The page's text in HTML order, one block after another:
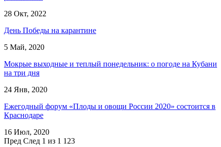
28 Окт, 2022
День Победы на карантине
5 Май, 2020
Мокрые выходные и теплый понедельник: о погоде на Кубани
на три дня
24 Янв, 2020
Ежегодный форум «Плоды и овощи России 2020» состоится в
Краснодаре
16 Июл, 2020
Пред След 1 из 1 123